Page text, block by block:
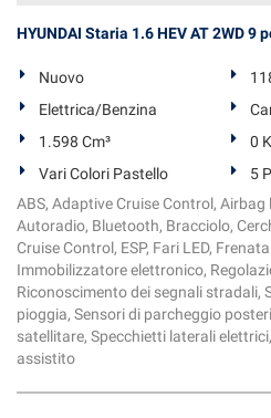
HYUNDAI Staria 1.6 HEV AT 2WD 9
Nuovo
Elettrica/Benzina
1.598 Cm³
0
Vari Colori Pastello
5
ABS, Adaptive Cruise Control,
Autoradio, Bluetooth, Bracciolo,
Cruise Control, ESP, Fari LED,
Immobilizzatore elettronico,
Riconoscimento dei segnali stradali,
pioggia, Sensori di parcheggio
satellitare, Specchietti laterali
assistito